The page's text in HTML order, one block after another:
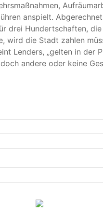
anspielt.
drei Hundertschaften,
wird die Stadt zahlen
Lenders, „gelten in der
andere oder keine